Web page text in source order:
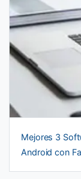
Mejores 3
Android con